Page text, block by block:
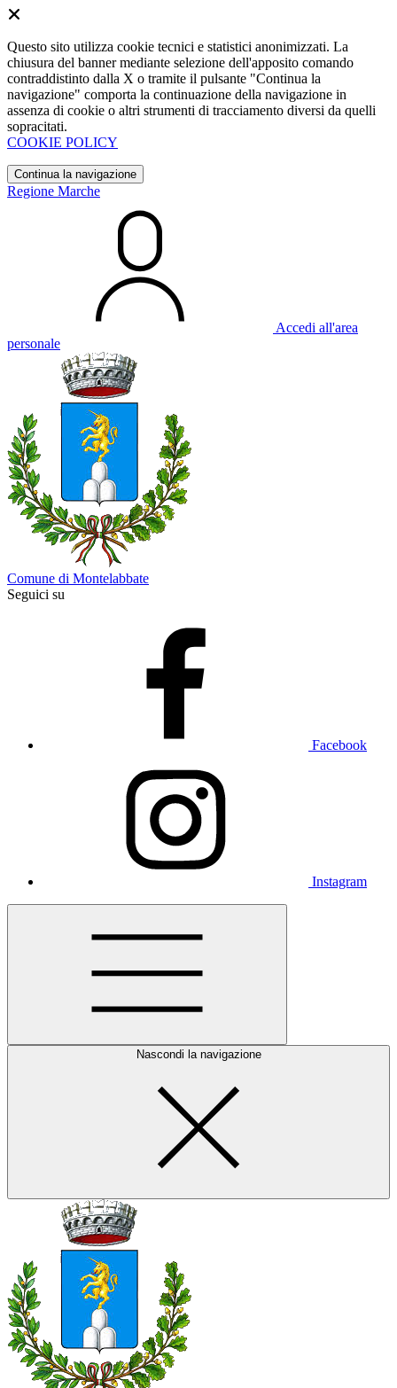
Questo sito utilizza cookie tecnici e statistici anonimizzati. La
chiusura del banner mediante selezione dell'apposito comando
contraddistinto dalla X o tramite il pulsante "Continua la
navigazione" comporta la continuazione della navigazione in
assenza di cookie o altri strumenti di tracciamento diversi da quelli
sopracitati.
COOKIE POLICY
Continua la navigazione
Regione Marche
Accedi all'area
personale
Comune di Montelabbate
Seguici su
Facebook
Instagram
Nascondi la navigazione